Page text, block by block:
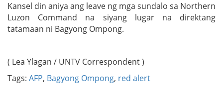
Kansel din aniya ang leave ng mga sundalo sa Northern
Luzon Command na siyang lugar na direktang
tatamaan ni Bagyong Ompong.
( Lea Ylagan / UNTV Correspondent )
Tags: AFP, Bagyong Ompong, red alert